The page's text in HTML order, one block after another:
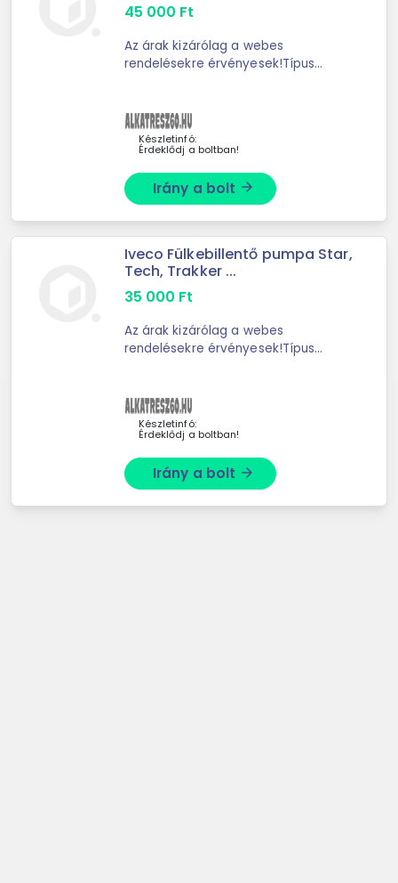
45 000 Ft
Az árak kizárólag a webes
rendelésekre érvényesek!Típus
mmSzélesség 86.0 mmVastagság
80.0 mmCsatlakozások száma 3.0
dbmenetes ...
Készletinfó:
Érdeklődj a boltban!
Irány a bolt arrow_forward
Iveco Fülkebillentő pumpa Star,
Tech, Trakker ...
35 000 Ft
Az árak kizárólag a webes
rendelésekre érvényesek!Típus
mmSzélesség 174.42 mmVastagság
127.5 mmCsatlakozások száma 2.0
dbmenetes ...
Készletinfó:
Érdeklődj a boltban!
Irány a bolt arrow_forward